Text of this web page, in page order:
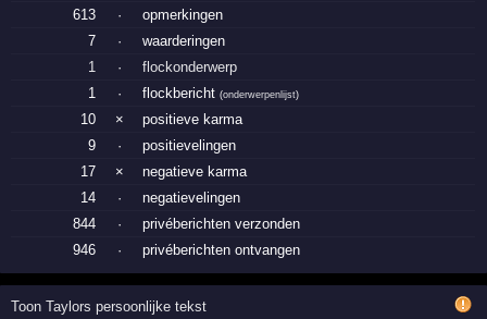
613
·
opmerkingen
7
·
waarderingen
1
·
flockonderwerp
1
· flockbericht(onderwerpenlijst)
10 ×
positieve karma
9
·
positievelingen
17
×
negatieve karma
14
·
negatievelingen
844
·
privéberichten verzonden
946
· privéberichten ontvangen
Toon Taylors persoonlijke tekst